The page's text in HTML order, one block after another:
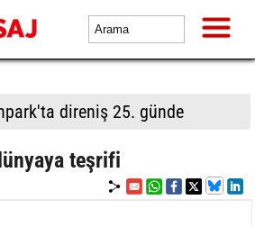
direniş 25. günde
teşrifi